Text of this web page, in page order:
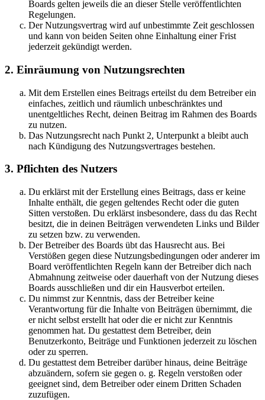
Boards gelten jeweils die an dieser Stelle veröffentlichten
Regelungen.
Der Nutzungsvertrag wird auf unbestimmte Zeit geschlossen
und kann von beiden Seiten ohne Einhaltung einer Frist
jederzeit gekündigt werden.
2. Einräumung von Nutzungsrechten
Mit dem Erstellen eines Beitrags erteilst du dem Betreiber ein
einfaches, zeitlich und räumlich unbeschränktes und
unentgeltliches Recht, deinen Beitrag im Rahmen des Boards
zu nutzen.
Das Nutzungsrecht nach Punkt 2, Unterpunkt a bleibt auch
nach Kündigung des Nutzungsvertrages bestehen.
3. Pflichten des Nutzers
Du erklärst mit der Erstellung eines Beitrags, dass er keine
Inhalte enthält, die gegen geltendes Recht oder die guten
Sitten verstoßen. Du erklärst insbesondere, dass du das Recht
besitzt, die in deinen Beiträgen verwendeten Links und Bilder
zu setzen bzw. zu verwenden.
Der Betreiber des Boards übt das Hausrecht aus. Bei
Verstößen gegen diese Nutzungsbedingungen oder anderer im
Board veröffentlichten Regeln kann der Betreiber dich nach
Abmahnung zeitweise oder dauerhaft von der Nutzung dieses
Boards ausschließen und dir ein Hausverbot erteilen.
Du nimmst zur Kenntnis, dass der Betreiber keine
Verantwortung für die Inhalte von Beiträgen übernimmt, die
er nicht selbst erstellt hat oder die er nicht zur Kenntnis
genommen hat. Du gestattest dem Betreiber, dein
Benutzerkonto, Beiträge und Funktionen jederzeit zu löschen
oder zu sperren.
Du gestattest dem Betreiber darüber hinaus, deine Beiträge
abzuändern, sofern sie gegen o. g. Regeln verstoßen oder
geeignet sind, dem Betreiber oder einem Dritten Schaden
zuzufügen.